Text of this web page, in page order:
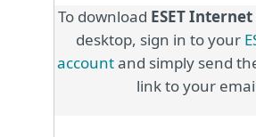
To download ESET
desktop, sign in to your
accountand simply send
link to your